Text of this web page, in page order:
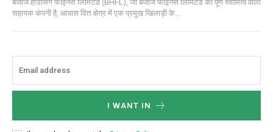
बजाज हाउसिंग फाइनेंस लिमिटेड (BHFL), जो बजाज फाइनेंस लिमिटेड की पूर्ण स्वामित्व वाली
सहायक कंपनी है, आवास वित्त क्षेत्र में एक प्रमुख खिलाड़ी के...
I WANT IN